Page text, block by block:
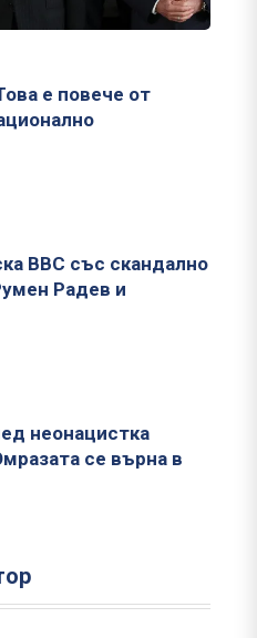
е повече от
ВВС със скандално
Радев и
неонацистка
се върна в